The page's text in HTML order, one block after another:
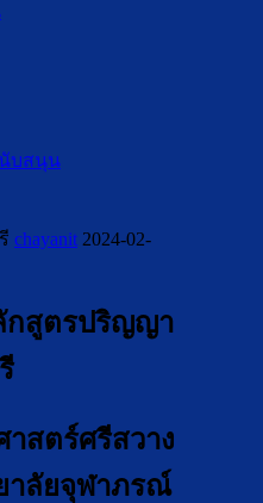
บสนุน
chayanit 2024-02-
กสูตรปริญญา
สตร์ศรีสวาง
าลัยจุฬาภรณ์